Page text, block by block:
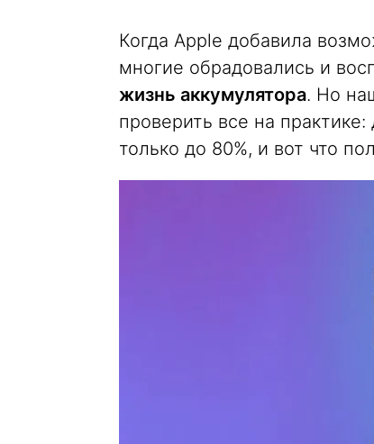
Когда Apple добавила
многие обрадовались и
жизнь аккумулятора. Но
проверить все на
только до 80%, и вот что